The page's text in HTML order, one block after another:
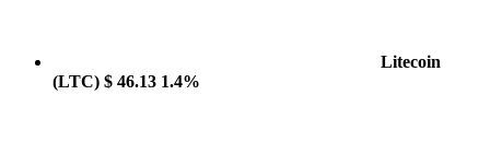
Litecoin
(LTC) $ 46.13 1.4%